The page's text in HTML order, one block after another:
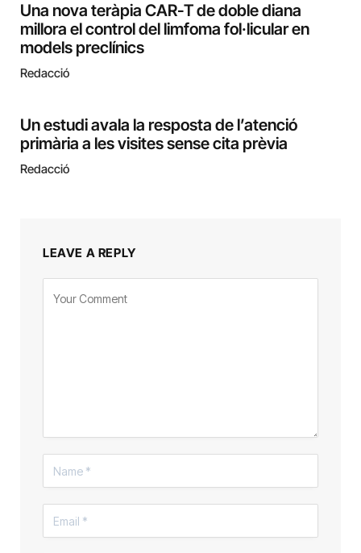
Una nova teràpia CAR-T de doble diana
millora el control del limfoma fol·licular en
models preclínics
Redacció
Un estudi avala la resposta de l’atenció
primària a les visites sense cita prèvia
Redacció
LEAVE A REPLY